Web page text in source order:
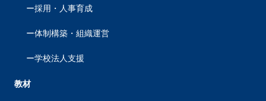
採用・人事育成
体制構築・組織運営
学校法人支援
教材